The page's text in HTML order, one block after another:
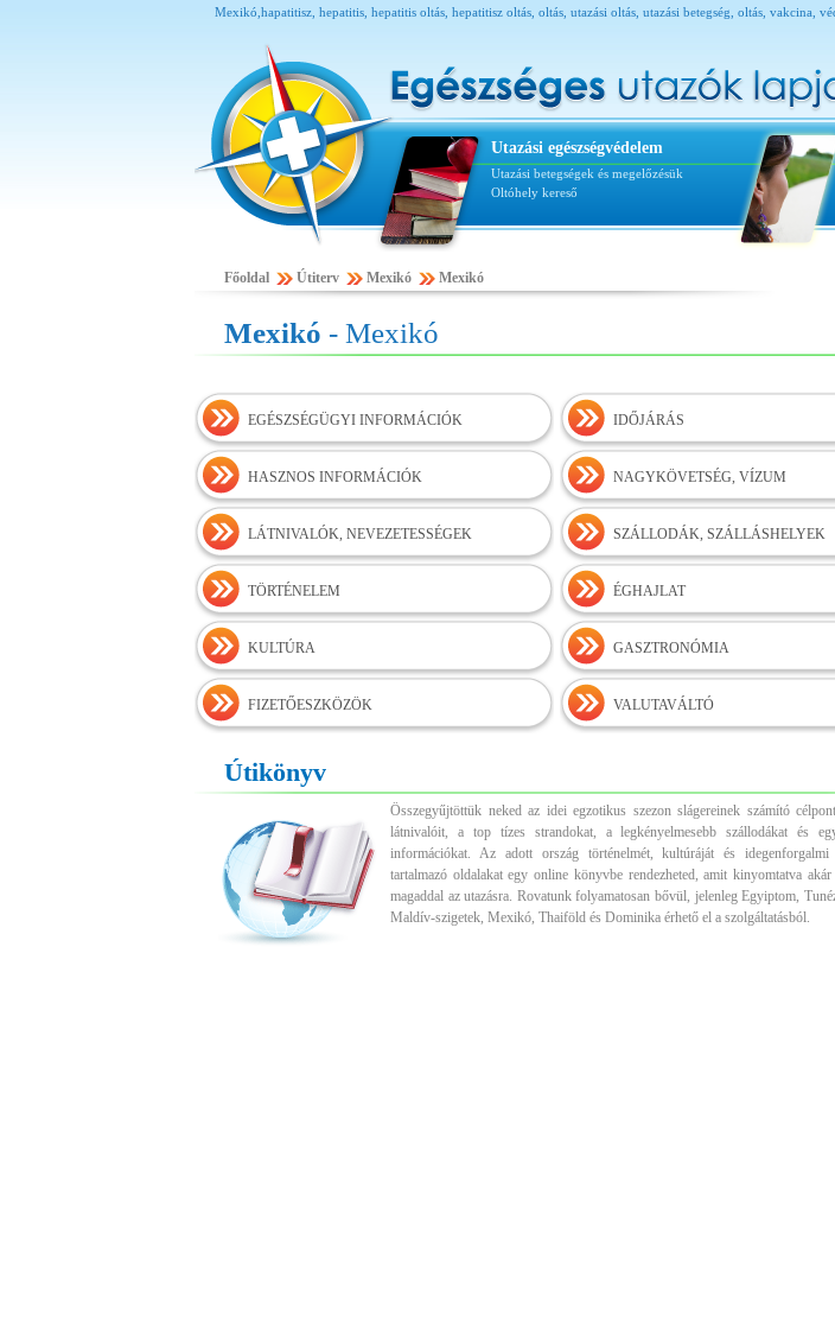
Mexikó,hapatitisz, hepatitis, hepatitis oltás, hepatitisz oltás, oltás, utazási oltás, utazási betegség, oltás, vakcina,
Utazási egészségvédelem
Utazási betegségek és megelőzésük
Oltóhely kereső
Főoldal Útiterv Mexikó Mexikó
Mexikó - Mexikó
EGÉSZSÉGÜGYI INFORMÁCIÓK IDŐJÁRÁS
HASZNOS INFORMÁCIÓK NAGYKÖVETSÉG, VÍZUM
LÁTNIVALÓK, NEVEZETESSÉGEK SZÁLLODÁK, SZÁLLÁSHELYEK
TÖRTÉNELEM ÉGHAJLAT
KULTÚRA GASZTRONÓMIA
FIZETŐESZKÖZÖK VALUTAVÁLTÓ
Útikönyv
Összegyűjtöttük neked az idei egzotikus szezon slágereinek számító
látnivalóit, a top tízes strandokat, a legkényelmesebb szállodákat és
információkat. Az adott ország történelmét, kultúráját és idegenforgalmi
tartalmazó oldalakat egy online könyvbe rendezheted, amit kinyomtatva
magaddal az utazásra. Rovatunk folyamatosan bővül, jelenleg Egyiptom,
Maldív-szigetek, Mexikó, Thaiföld és Dominika érhető el a szolgáltatásból.